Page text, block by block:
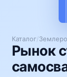
Каталог/
Рынок